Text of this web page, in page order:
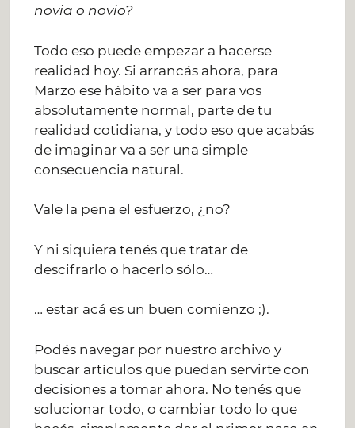
novia o novio?
Todo eso puede empezar a hacerse
realidad hoy. Si arrancás ahora, para
Marzo ese hábito va a ser para vos
absolutamente normal, parte de tu
realidad cotidiana, y todo eso que acabás
de imaginar va a ser una simple
consecuencia natural.
Vale la pena el esfuerzo, ¿no?
Y ni siquiera tenés que tratar de
descifrarlo o hacerlo sólo…
… estar acá es un buen comienzo ;).
Podés navegar por nuestro archivo y
buscar artículos que puedan servirte con
decisiones a tomar ahora. No tenés que
solucionar todo, o cambiar todo lo que